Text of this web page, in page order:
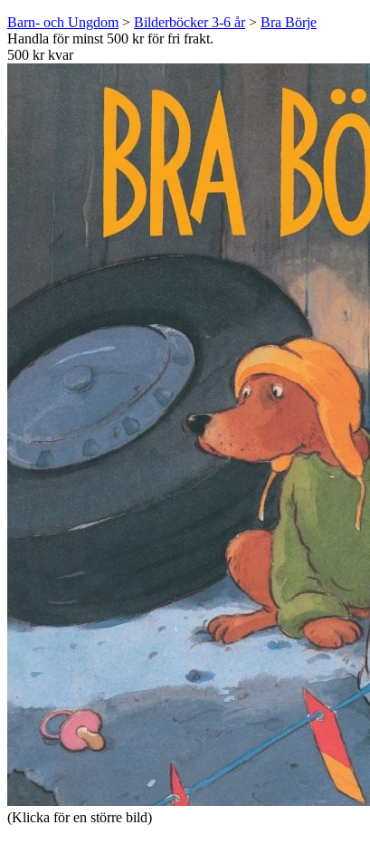
Barn- och Ungdom > Bilderböcker 3-6 år> Bra Börje
Handla för minst 500 kr för fri frakt.
500 kr kvar
(Klicka för en större bild)